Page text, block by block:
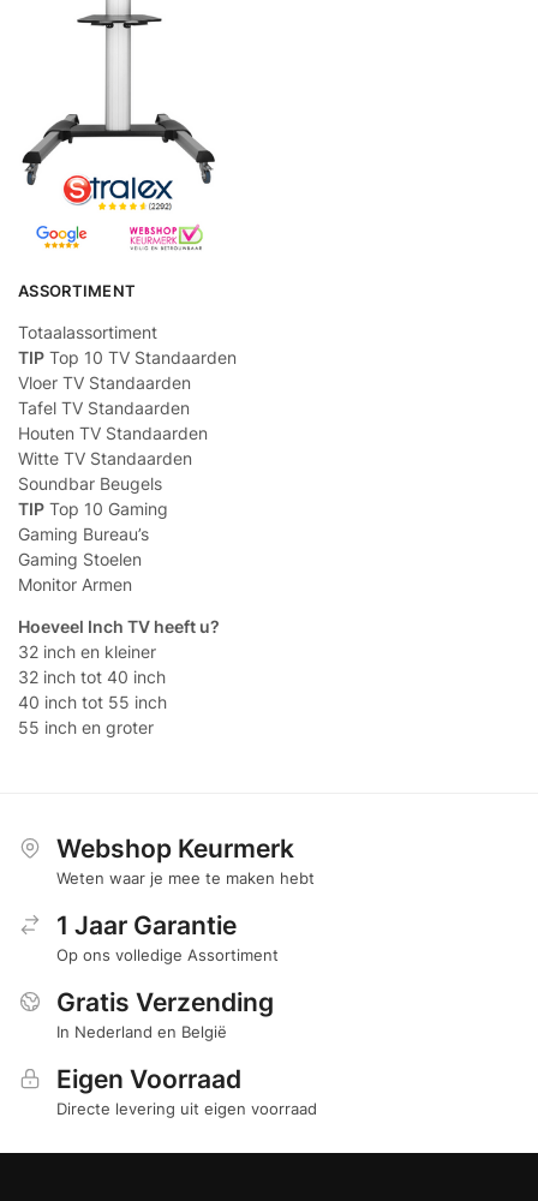
ASSORTIMENT
Totaalassortiment
TIP Top 10 TV Standaarden
Vloer TV Standaarden
Tafel TV Standaarden
Houten TV Standaarden
Witte TV Standaarden
Soundbar Beugels
TIP Top 10 Gaming
Gaming Bureau’s
Gaming Stoelen
Monitor Armen
Hoeveel Inch TV heeft u?
32 inch en kleiner
32 inch tot 40 inch
40 inch tot 55 inch
55 inch en groter
Webshop Keurmerk
Weten waar je mee te maken hebt
1 Jaar Garantie
Op ons volledige Assortiment
Gratis Verzending
In Nederland en België
Eigen Voorraad
Directe levering uit eigen voorraad